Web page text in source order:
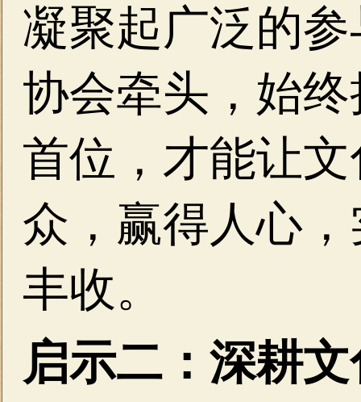
凝聚起广泛的
协会牵头，始
首位，才能让
众，赢得人心
丰收。
启示二：深耕